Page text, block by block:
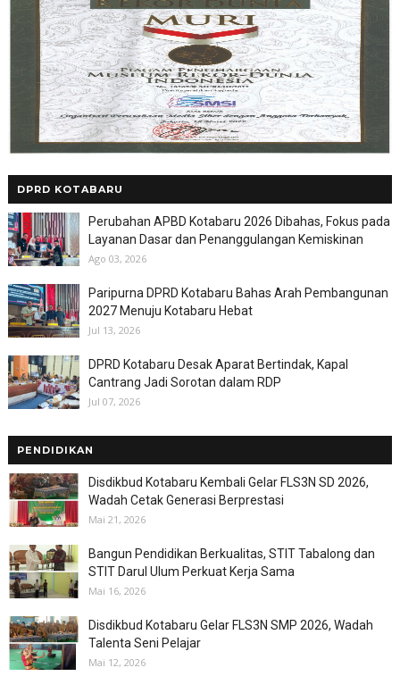
DPRD KOTABARU
Perubahan APBD Kotabaru 2026 Dibahas, Fokus pada
Layanan Dasar dan Penanggulangan Kemiskinan
Ago 03, 2026
Paripurna DPRD Kotabaru Bahas Arah Pembangunan
2027 Menuju Kotabaru Hebat
Jul 13, 2026
DPRD Kotabaru Desak Aparat Bertindak, Kapal
Cantrang Jadi Sorotan dalam RDP
Jul 07, 2026
PENDIDIKAN
Disdikbud Kotabaru Kembali Gelar FLS3N SD 2026,
Wadah Cetak Generasi Berprestasi
Mai 21, 2026
Bangun Pendidikan Berkualitas, STIT Tabalong dan
STIT Darul Ulum Perkuat Kerja Sama
Mai 16, 2026
Disdikbud Kotabaru Gelar FLS3N SMP 2026, Wadah
Talenta Seni Pelajar
Mai 12, 2026